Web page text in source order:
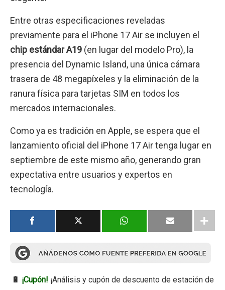
Entre otras especificaciones reveladas
previamente para el iPhone 17 Air se incluyen el
chip estándar A19 (en lugar del modelo Pro), la
presencia del Dynamic Island, una única cámara
trasera de 48 megapíxeles y la eliminación de la
ranura física para tarjetas SIM en todos los
mercados internacionales.
Como ya es tradición en Apple, se espera que el
lanzamiento oficial del iPhone 17 Air tenga lugar en
septiembre de este mismo año, generando gran
expectativa entre usuarios y expertos en
tecnología.
🔋 ¡Cupón! ¡Análisis y cupón de descuento de estación de